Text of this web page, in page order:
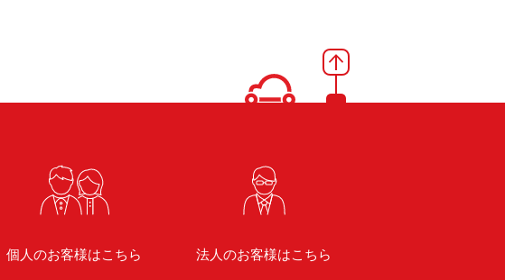
個人のお客様はこちら 法人のお客様はこちら